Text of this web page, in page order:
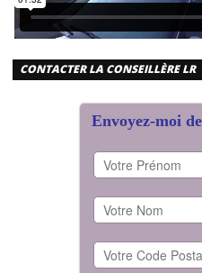
CONTACTER LA CONSEILLÈRE LR
Envoyez-moi